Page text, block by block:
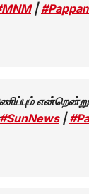
|
#SunNews|